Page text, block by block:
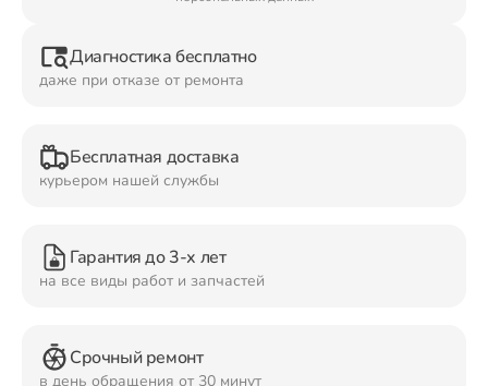
Диагностика бесплатно
даже при отказе от ремонта
Бесплатная доставка
курьером нашей службы
Гарантия до 3-х лет
на все виды работ и запчастей
Срочный ремонт
в день обращения от 30 минут